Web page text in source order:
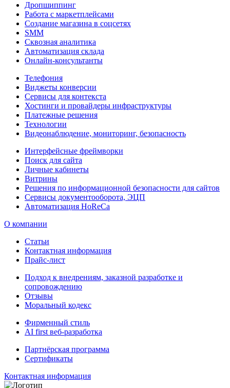
Дропшиппинг
Работа с маркетплейсами
Создание магазина в соцсетях
SMM
Сквозная аналитика
Автоматизация склада
Онлайн-консультанты
Телефония
Виджеты конверсии
Сервисы для контекста
Хостинги и провайдеры инфраструктуры
Платежные решения
Технологии
Видеонаблюдение, мониторинг, безопасность
Интерфейсные фреймворки
Поиск для сайта
Личные кабинеты
Витрины
Решения по информационной безопасности для сайтов
Сервисы документооборота, ЭЦП
Автоматизация HoReCa
О компании
Статьи
Контактная информация
Прайс-лист
Подход к внедрениям, заказной разработке и
сопровождению
Отзывы
Моральный кодекс
Фирменный стиль
AI first веб-разработка
Партнёрская программа
Сертификаты
Контактная информация